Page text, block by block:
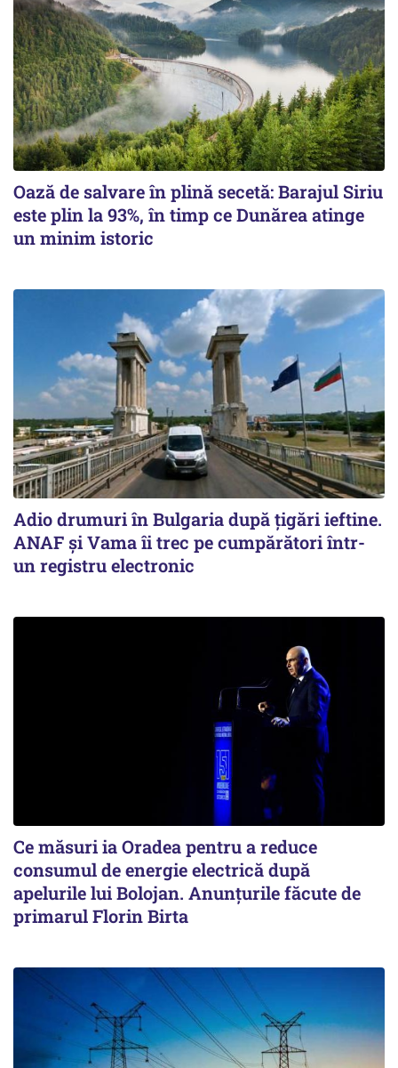
Oază de salvare în plină secetă: Barajul Siriu
este plin la 93%, în timp ce Dunărea atinge
un minim istoric
Adio drumuri în Bulgaria după țigări ieftine.
ANAF și Vama îi trec pe cumpărători într-
un registru electronic
Ce măsuri ia Oradea pentru a reduce
consumul de energie electrică după
apelurile lui Bolojan. Anunțurile făcute de
primarul Florin Birta